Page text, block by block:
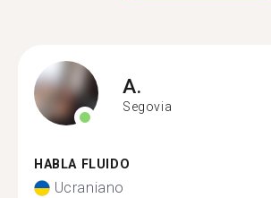
A.
Segovia
HABLA FLUIDO
Ucraniano